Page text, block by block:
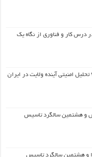
درس کار و فناوری از نگاه یک
امنیتی آینده ولایت در ایران
و هشتمین سالگرد تاسیس
و هشتمین سالگرد تاسیس